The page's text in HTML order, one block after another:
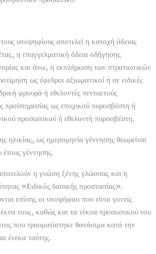
υποψηφίους αποτελεί η κατοχή άδειας
η επαγγελματική άδεια οδήγησης
και άνω, η εκπλήρωση των στρατιωτικών
ως έφεδροι αξιωματικοί ή σε ειδικές
φρουρά ή εθελοντές πενταετούς
προϋπηρεσίας ως εποχικού πυροσβέστη ή
προσωπικού ή εθελοντή πυροσβέστη.
ηλικίας, ως ημερομηνία γέννησης θεωρείται
γέννησης.
η γνώση ξένης γλώσσας και η
«Ειδικός δασικής προστασίας».
επίσης οι υποψήφιοι που είναι γονείς
τους, καθώς και τα τέκνα προσωπικού του
που τραυματίστηκε θανάσιμα κατά την
ένεκα ταύτης.